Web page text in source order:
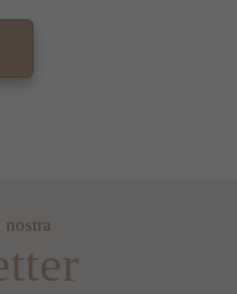
nostra